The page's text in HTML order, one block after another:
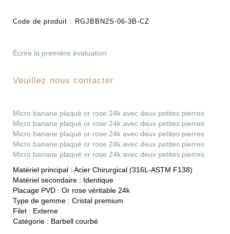
Code de produit : RGJBBN2S-06-3B-CZ
Écrire la première évaluation
Veuillez nous contacter
Micro banane plaqué or rose 24k avec deux petites pierres
Micro banane plaqué or rose 24k avec deux petites pierres
Micro banane plaqué or rose 24k avec deux petites pierres
Micro banane plaqué or rose 24k avec deux petites pierres
Micro banane plaqué or rose 24k avec deux petites pierres
Matériel principal : Acier Chirurgical (316L-ASTM F138)
Matériel secondaire : Identique
Placage PVD : Or rose véritable 24k
Type de gemme : Cristal premium
Filet : Externe
Catégorie : Barbell courbé